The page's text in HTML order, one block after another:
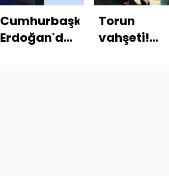
Cumhurbaşkanı
Erdoğan'dan
Torun
vahşeti!